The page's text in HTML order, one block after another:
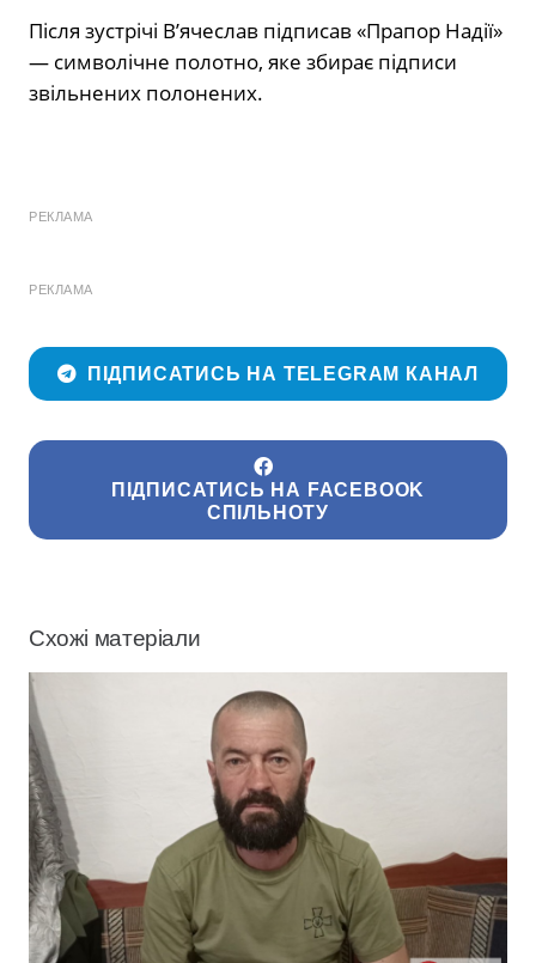
Після зустрічі В’ячеслав підписав «Прапор Надії»
— символічне полотно, яке збирає підписи
звільнених полонених.
РЕКЛАМА
РЕКЛАМА
ПІДПИСАТИСЬ НА TELEGRAM КАНАЛ
ПІДПИСАТИСЬ НА FACEBOOK
СПІЛЬНОТУ
Схожі матеріали